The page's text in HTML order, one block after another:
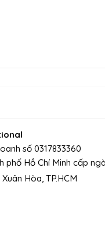
số 0317833360
phố Hồ Chí Minh cấp
Hòa, TP.HCM